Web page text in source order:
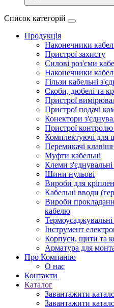
Список категорій
Продукція
Наконечники
Пристрої захисту
Силові роз'єми
Наконечники
Гільзи кабельні
Скоби, дюбелі та
Пристрої
Пристрої подачі
Конектори
Пристрої контролю
Комплектуючі для
Перемикачі
Муфти кабельні
Клеми з'єднувальні
Шини нульові
Вироби для
Кабельні вводи
Вироби
кабелю
Інструмент
Корпуси, щити та
Арматура для
Про Компанію
О нас
Контакти
Каталог
Завантажити
Завантажити